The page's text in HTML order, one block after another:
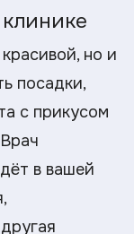
но и
посадки,
с прикусом
в вашей